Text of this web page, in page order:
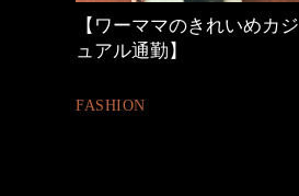
【ワーママのきれいめカジ
ュアル通勤】
FASHION